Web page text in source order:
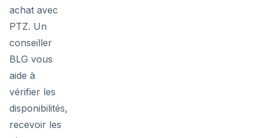
achat avec
PTZ. Un
conseiller
BLG vous
aide à
vérifier les
disponibilités,
recevoir les